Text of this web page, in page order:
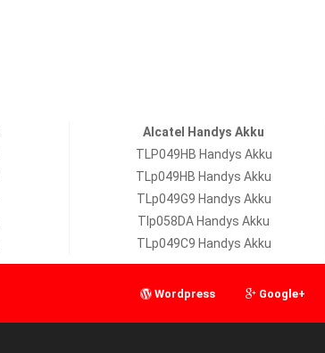
Alcatel Handys Akku
TLP049HB Handys Akku
TLp049HB Handys Akku
TLp049G9 Handys Akku
Tlp058DA Handys Akku
TLp049C9 Handys Akku
Wordpress Google+